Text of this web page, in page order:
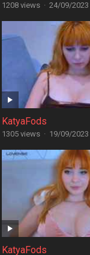
1208 views · 24/09/2023
KatyaFods
1305 views · 19/09/2023
KatyaFods